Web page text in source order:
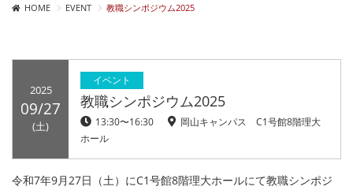
HOME EVENT 教職シンポジウム2025
2025
09/27
(土)
イベント
教職シンポジウム2025
13:30〜16:30
岡山キャンパス C1号館8階理大
ホール
令和7年9月27日（土）にC1号館8階理大ホールにて教職シンポジ